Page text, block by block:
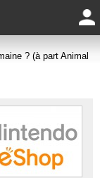
? (à part Animal